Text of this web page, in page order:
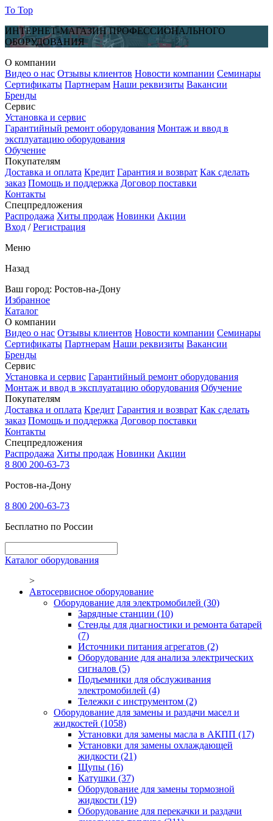
To Top
ИНТЕРНЕТ-МАГАЗИН ПРОФЕССИОНАЛЬНОГО
ОБОРУДОВАНИЯ
О компании
Видео о нас Отзывы клиентов Новости компании Семинары
Сертификаты Партнерам Наши реквизиты Вакансии
Бренды
Сервис
Установка и сервис
Гарантийный ремонт оборудования Монтаж и ввод в
эксплуатацию оборудования
Обучение
Покупателям
Доставка и оплата Кредит Гарантия и возврат Как сделать
заказ Помощь и поддержка Договор поставки
Контакты
Спецпредложения
Распродажа Хиты продаж Новинки Акции
Вход /Регистрация
Меню
Назад
Ваш город: Ростов-на-Дону
Избранное
Каталог
О компании
Видео о нас Отзывы клиентов Новости компании Семинары
Сертификаты Партнерам Наши реквизиты Вакансии
Бренды
Сервис
Установка и сервис Гарантийный ремонт оборудования
Монтаж и ввод в эксплуатацию оборудования Обучение
Покупателям
Доставка и оплата Кредит Гарантия и возврат Как сделать
заказ Помощь и поддержка Договор поставки
Контакты
Спецпредложения
Распродажа Хиты продаж Новинки Акции
8 800 200-63-73
Ростов-на-Дону
8 800 200-63-73
Бесплатно по России
Каталог оборудования
>
Автосервисное оборудование
Оборудование для электромобилей (30)
Зарядные станции (10)
Стенды для диагностики и ремонта батарей
(7)
Источники питания агрегатов (2)
Оборудование для анализа электрических
сигналов (5)
Подъемники для обслуживания
электромобилей (4)
Тележки с инструментом (2)
Оборудование для замены и раздачи масел и
жидкостей (1058)
Установки для замены масла в АКПП (17)
Установки для замены охлаждающей
жидкости (21)
Щупы (16)
Катушки (37)
Оборудование для замены тормозной
жидкости (19)
Оборудование для перекачки и раздачи